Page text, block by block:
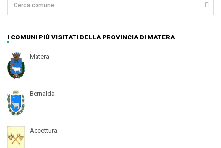
I COMUNI PIÙ VISITATI DELLA PROVINCIA DI MATERA
Matera
Bernalda
Accettura